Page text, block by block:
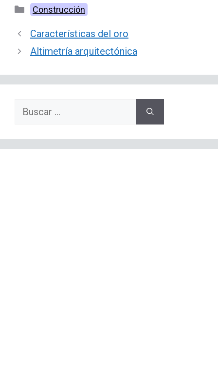
Categorías
Construcción
Características del oro
Altimetría arquitectónica
Buscar: